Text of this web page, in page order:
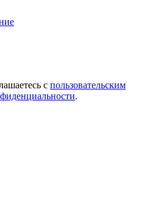
с пользовательским
.